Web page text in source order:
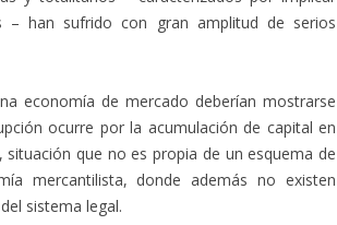
– han sufrido con gran amplitud de serios
economía de mercado deberían mostrarse
ocurre por la acumulación de capital en
que no es propia de un esquema de
mercantilista, donde además no existen
sistema legal.